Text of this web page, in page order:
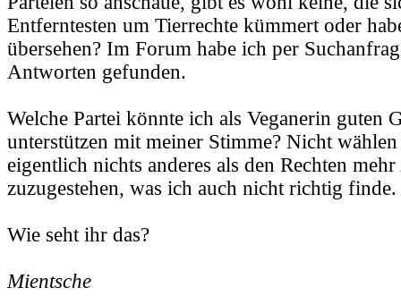
Entferntesten um Tierrechte kümmert oder
übersehen? Im Forum habe ich per
Antworten gefunden.
Welche Partei könnte ich als Veganerin guten
unterstützen mit meiner Stimme? Nicht
eigentlich nichts anderes als den Rechten
zuzugestehen, was ich auch nicht richtig finde.
Wie seht ihr das?
Mientsche